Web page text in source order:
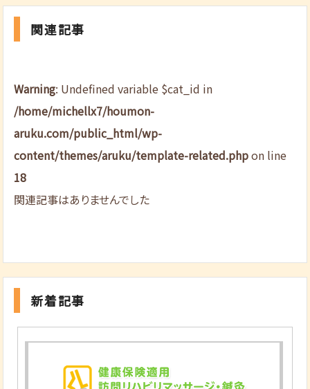
関連記事
Warning: Undefined variable $cat_id in
/home/michellx7/houmon-
aruku.com/public_html/wp-
content/themes/aruku/template-related.phpon line
18
関連記事はありませんでした
新着記事